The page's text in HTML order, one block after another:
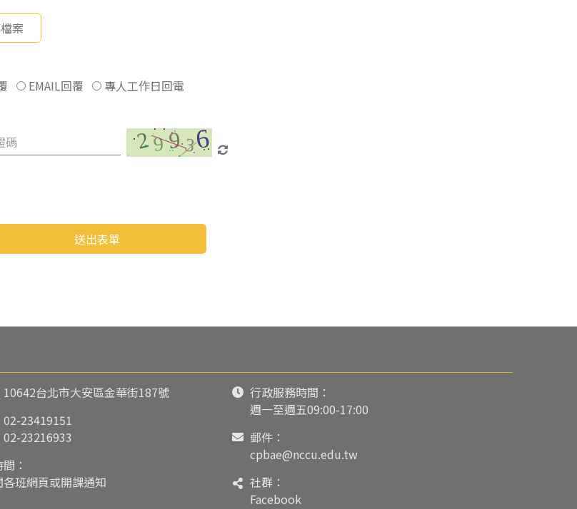
案
EMAIL回覆 專人工作日回電
送出表單
10642台北市大安區金華街187號
02-23419151
02-23216933
：
班網頁或開課通知
行政服務時間：
週一至週五09:00-17:00
郵件：
cpbae@nccu.edu.tw
社群：
Facebook